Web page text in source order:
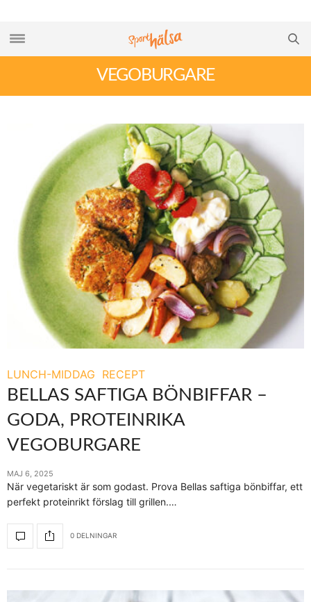
VEGOBURGARE
LUNCH-MIDDAG RECEPT
BELLAS SAFTIGA BÖNBIFFAR –
GODA, PROTEINRIKA
VEGOBURGARE
MAJ 6, 2025
När vegetariskt är som godast. Prova Bellas saftiga bönbiffar, ett
perfekt proteinrikt förslag till grillen.…
0 DELNINGAR